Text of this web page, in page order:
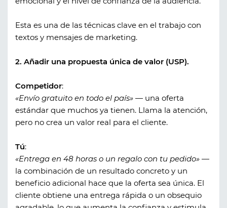
Esta es una de las técnicas clave en el trabajo con
textos y mensajes de marketing.
2. Añadir una propuesta única de valor (USP).
Competidor:
«Envío gratuito en todo el país» — una oferta
estándar que muchos ya tienen. Llama la atención,
pero no crea un valor real para el cliente.
Tú:
«Entrega en 48 horas o un regalo con tu pedido» —
la combinación de un resultado concreto y un
beneficio adicional hace que la oferta sea única. El
cliente obtiene una entrega rápida o un obsequio